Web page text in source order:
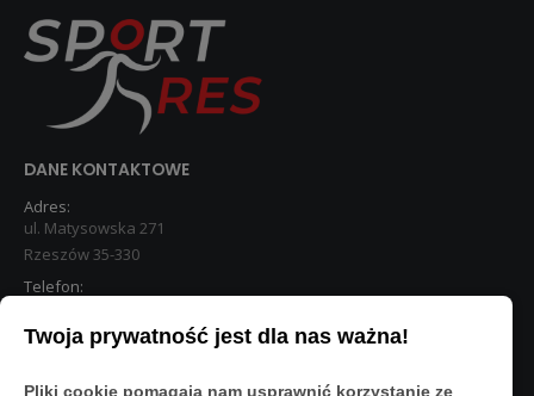
DANE KONTAKTOWE
Adres:
ul. Matysowska 271
Rzeszów 35-330
Telefon:
STREFA KLIENTA
Twoja prywatność jest dla nas ważna!
Pliki cookie pomagają nam usprawnić korzystanie ze